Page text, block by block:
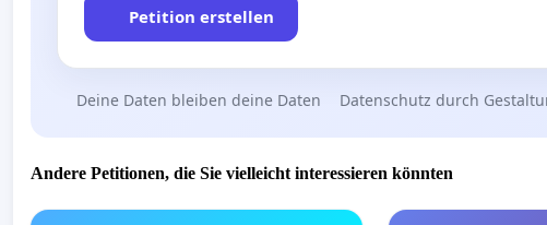
Petition erstellen
Deine Daten bleiben deine Daten Datenschutz durch
Andere Petitionen, die Sie vielleicht interessieren könnten